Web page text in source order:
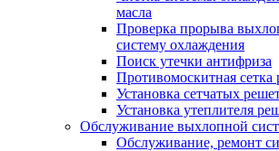
масла
Проверка прорыва
систему охлаждения
Поиск утечки антифриза
Противомоскитная сетка
Установка сетчатых
Установка утеплителя
Обслуживание выхлопной
Обслуживание, ремонт